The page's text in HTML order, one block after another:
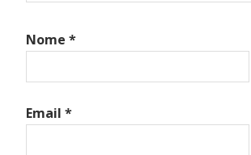
Nome *
Email *